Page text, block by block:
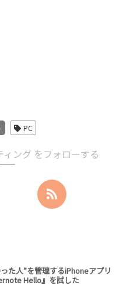
PC
ング をフォローする
た人”を管理するiPhoneアプリ
Hello』を試した